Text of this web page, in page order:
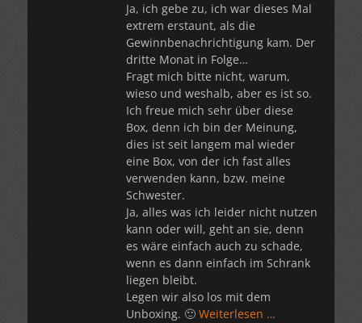
Ja, ich gebe zu, ich war dieses Mal
extrem erstaunt, als die
Gewinnbenachrichtigung kam. Der
dritte Monat in Folge…
Fragt mich bitte nicht, warum,
wieso und weshalb, aber es ist so.
Ich freue mich sehr über diese
Box, denn ich bin der Meinung,
dies ist seit langem mal wieder
eine Box, von der ich fast alles
verwenden kann, bzw. meine
Schwester.
Ja, alles was ich leider nicht nutzen
kann oder will, geht an sie, denn
es wäre einfach auch zu schade,
wenn es dann einfach im Schrank
liegen bleibt.
Legen wir also los mit dem
Unboxing. 🙂 Weiterlesen …